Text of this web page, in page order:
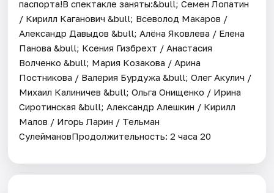
паспорта!В спектакле заняты:&bull; Семен Лопатин
/ Кирилл Каганович &bull; Всеволод Макаров /
Александр Давыдов &bull; Алёна Яковлева / Елена
Панова &bull; Ксения Гизбрехт / Анастасия
Волченко &bull; Мария Козакова / Арина
Постникова / Валерия Бурдужа &bull; Олег Акулич /
Михаил Калиничев &bull; Ольга Онищенко / Ирина
Сиротинская &bull; Александр Алешкин / Кирилл
Малов / Игорь Ларин / Тельман
СулеймановПродолжительность: 2 часа 20